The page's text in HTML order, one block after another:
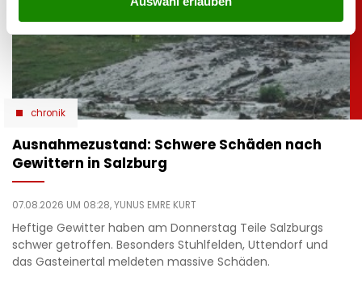
chronik
Ausnahmezustand: Schwere Schäden nach
Gewittern in Salzburg
07.08.2026 UM 08:28,YUNUS EMRE KURT
Heftige Gewitter haben am Donnerstag Teile Salzburgs
schwer getroffen. Besonders Stuhlfelden, Uttendorf und
das Gasteinertal meldeten massive Schäden.